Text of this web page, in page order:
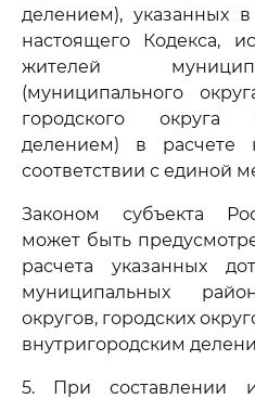
делением), указанных в
настоящего Кодекса,
жителей
(муниципального
городского округа
делением) в расчете
соответствии с единой
Законом субъекта
может быть
расчета указанных
муниципальных
округов, городских
внутригородским
5. При составлении